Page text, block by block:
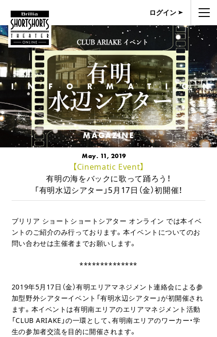
ログイン
MAGAZINE
May. 11, 2019
【Cinematic Event】
有明の海をバックに歌って踊ろう！
「有明水辺シアター」5月17日（金）初開催！
ブリリア ショートショートシアター オンライン では本イベ
ントのご紹介のみ行っております。本イベントについてのお
問い合わせは主催者までお願いします。
**************
2019年5月17日（金）有明エリアマネジメント連絡会による参
加型野外シアターイベント「有明水辺シアター」が初開催され
ます。本イベントは有明南エリアのエリアマネジメント活動
「CLUB ARIAKE」の一環として、有明南エリアのワーカー・学
生の参加者交流を目的に開催されます。